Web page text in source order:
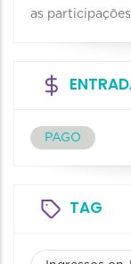
as
PAGO
TAG